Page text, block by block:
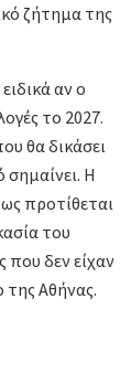
ζήτημα της
αν ο
το 2027.
θα δικάσει
Η
προτίθεται
του
που δεν είχαν
της Αθήνας.